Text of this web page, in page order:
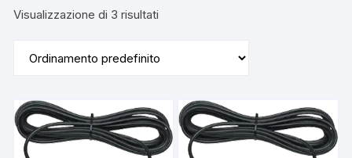
Visualizzazione di 3 risultati